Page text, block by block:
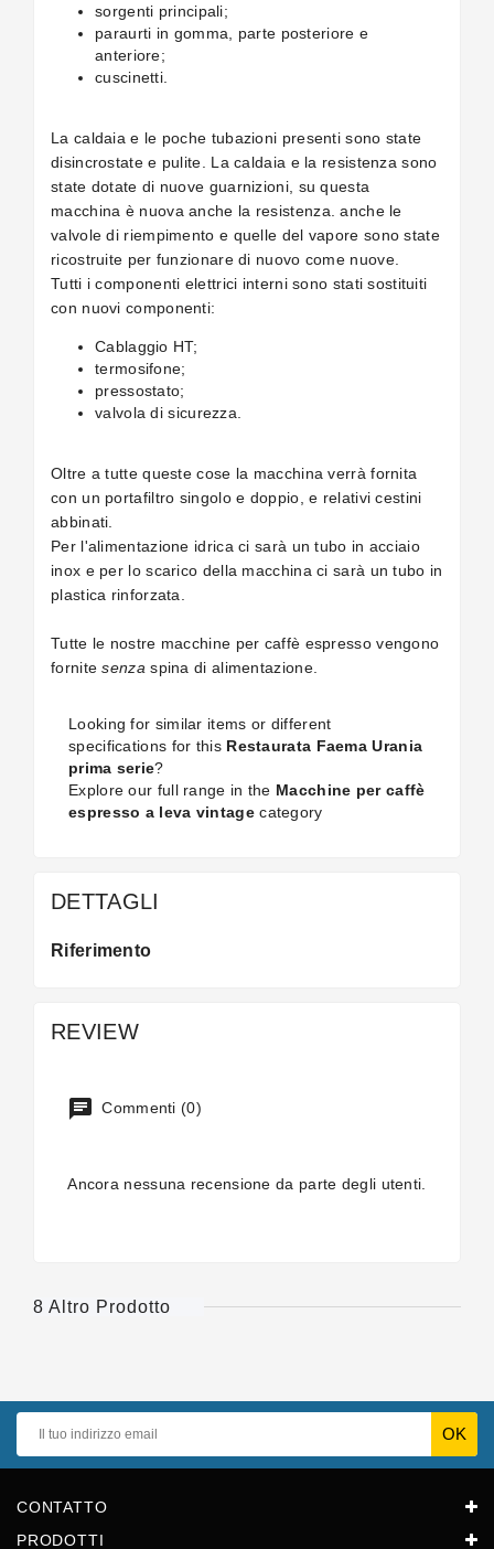
sorgenti principali;
paraurti in gomma, parte posteriore e
anteriore;
cuscinetti.
La caldaia e le poche tubazioni presenti sono state
disincrostate e pulite. La caldaia e la resistenza sono
state dotate di nuove guarnizioni, su questa
macchina è nuova anche la resistenza. anche le
valvole di riempimento e quelle del vapore sono state
ricostruite per funzionare di nuovo come nuove.
Tutti i componenti elettrici interni sono stati sostituiti
con nuovi componenti:
Cablaggio HT;
termosifone;
pressostato;
valvola di sicurezza.
Oltre a tutte queste cose la macchina verrà fornita
con un portafiltro singolo e doppio, e relativi cestini
abbinati.
Per l'alimentazione idrica ci sarà un tubo in acciaio
inox e per lo scarico della macchina ci sarà un tubo in
plastica rinforzata.
Tutte le nostre macchine per caffè espresso vengono
fornitesenza spina di alimentazione.
Looking for similar items or different
specifications for this Restaurata Faema Urania
prima serie?
Explore our full range in the Macchine per caffè
espresso a leva vintagecategory
DETTAGLI
Riferimento
REVIEW
Commenti (0)
Ancora nessuna recensione da parte degli utenti.
8 Altro Prodotto
CONTATTO
PRODOTTI